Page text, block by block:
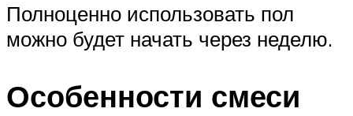
Полноценно использовать пол
можно будет начать через неделю.
Особенности смеси